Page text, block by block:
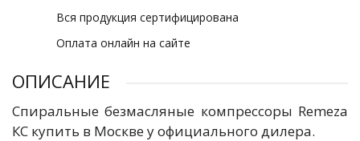
Вся продукция сертифицирована
Оплата онлайн на сайте
ОПИСАНИЕ
Спиральные безмасляные компрессоры Remeza
КС купить в Москве у официального дилера.